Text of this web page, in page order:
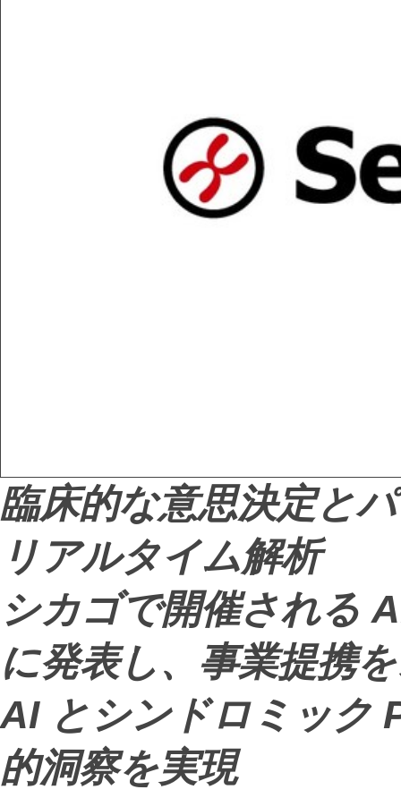
臨床的な意思決定と
リアルタイム解析
シカゴで開催される
に発表し、事業提携
AI とシンドロミック
的洞察を実現